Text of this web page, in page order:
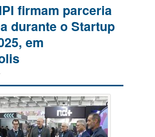
firmam parceria
durante o Startup
em